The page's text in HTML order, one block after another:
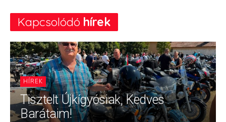
Kapcsolódó hírek
HÍREK
Tisztelt Újkígyósiak, Kedves
Barátaim!